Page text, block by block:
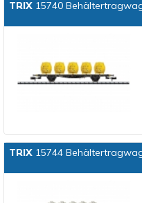
TRIX15740
TRIX15744